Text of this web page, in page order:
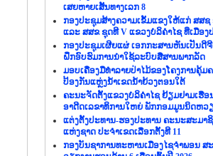
ເສຍຫາຍເສັ້ນທາງເລກ 8
ກອງປະຊຸມສ້າງຄວາມເຂັ້ມແຂງໃຫ້ແກ່ ສສຊ
ແລະ ສສຂ ຊຸດທີ V ແຂວງບໍລິຄຳໄຊ ທີ່ເມືອງ
ກອງປະຊຸມເຜີຍແຜ່ ເອກກະສານຫັນເປັນດີ
ຝຶກອົບຮົມການນຳໃຊ້ລະບົບສື່ສານພາກລັດ
ມອບເຄື່ອງມືທຳລາຍປ່າໄມ້ຂອງໂຄງການຄຸ້ມ
ປ້ອງກັນແຫຼ່ງນ້ຳເຂດນ້ຳຍ້ວງຕອນໃຕ້
ຄະນະຈັດຕັ້ງແຂວງບໍລິຄຳໄຊ ຢ້ຽມຢາມເຮືອ
ອາດີດເລຂາທິການໃຫຍ່ ພັກກອມມູນນິດຫວ
ແຕ່ງຕັ້ງປະທານ-ຮອງປະທານ ຄະນະສະມາ
ແຫ່ງຊາດ ປະຈຳເຂດເລືອກຕັ້ງທີ 11
ກອງບັນຊາການທະຫານເມືອງໄຊຈຳພອນ ສ